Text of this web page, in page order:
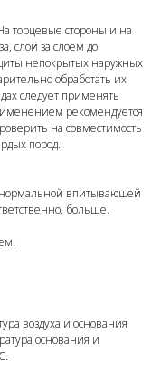
торцевые стороны и на
слой за слоем до
непокрытых наружных
обработать их
следует применять
рекомендуется
на совместимость
пород.
впитывающей
больше.
воздуха и основания
основания и